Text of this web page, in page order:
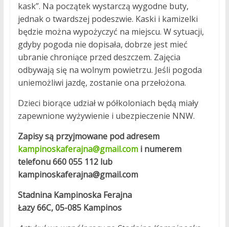
kask”. Na początek wystarczą wygodne buty,
jednak o twardszej podeszwie. Kaski i kamizelki
będzie można wypożyczyć na miejscu. W sytuacji,
gdyby pogoda nie dopisała, dobrze jest mieć
ubranie chroniące przed deszczem. Zajęcia
odbywają się na wolnym powietrzu. Jeśli pogoda
uniemożliwi jazdę, zostanie ona przełożona.
Dzieci biorące udział w półkoloniach będą miały
zapewnione wyżywienie i ubezpieczenie NNW.
Zapisy są przyjmowane pod adresem
kampinoskaferajna@gmail.comi numerem
telefonu 660 055 112 lub
kampinoskaferajna@gmail.com
Stadnina Kampinoska Ferajna
Łazy 66C, 05-085 Kampinos